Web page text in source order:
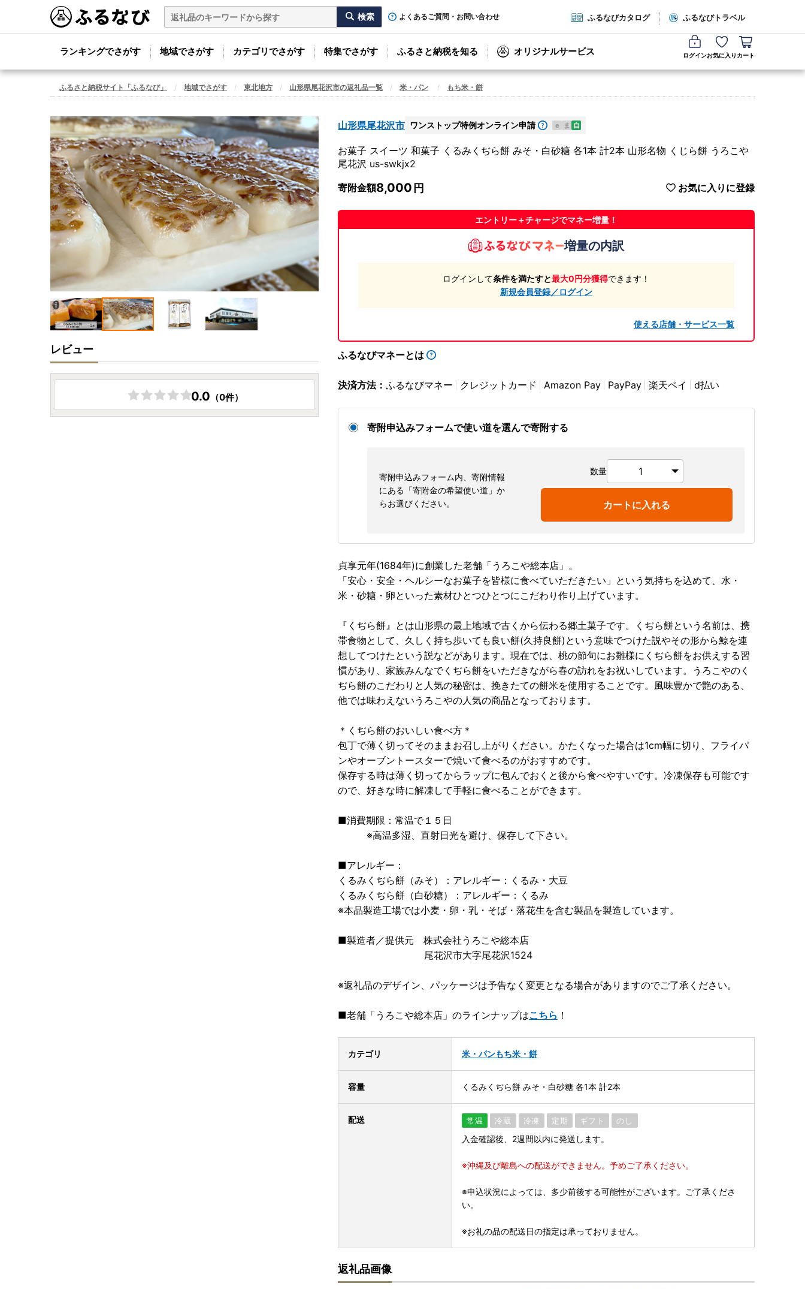
よくあるご質問・お問い合わせ ふるなびカタログ ふるなびトラベル
ランキングでさがす 地域でさがす カテゴリでさがす 特集でさがす ふるさと納税を知る オリジナルサービス ログインお気に入り カート
ふるさと納税サイト「ふるなび」 地域でさがす 東北地方 山形県尾花沢市の返礼品一覧 米・パン もち米・餅
山形県尾花沢市 ワンストップ特例オンライン申請 e ま 自
お菓子 スイーツ 和菓子 くるみくぢら餅 みそ・白砂糖 各1本 計2本 山形名物 くじら餅 うろこや
尾花沢 us-swkjx2
寄附金額8,000 お気に入りに登録
エントリー＋チャージでマネー増量！
増量の内訳
ログインして条件を満たすと最大0円分獲得できます！
新規会員登録／ログイン
使える店舗・サービス一覧
ふるなびマネーとは
決済方法： ふるなびマネー クレジットカード Amazon Pay PayPay 楽天ペイ d払い
寄附申込みフォームで使い道を選んで寄附する
寄附申込みフォーム内、寄附情報
にある「寄附金の希望使い道」か
らお選びください。
数量
カートに入れる
貞享元年(1684年)に創業した老舗「うろこや総本店」。
「安心・安全・ヘルシーなお菓子を皆様に食べていただきたい」という気持ちを込めて、水・
米・砂糖・卵といった素材ひとつひとつにこだわり作り上げています。
『くぢら餅』とは山形県の最上地域で古くから伝わる郷土菓子です。くぢら餅という名前は、携
帯食物として、久しく持ち歩いても良い餅(久持良餅)という意味でつけた説やその形から鯨を連
想してつけたという説などがあります。現在では、桃の節句にお雛様にくぢら餅をお供えする習
慣があり、家族みんなでくぢら餅をいただきながら春の訪れをお祝いしています。うろこやのく
ぢら餅のこだわりと人気の秘密は、挽きたての餅米を使用することです。風味豊かで艶のある、
他では味わえないうろこやの人気の商品となっております。
＊くぢら餅のおいしい食べ方＊
包丁で薄く切ってそのままお召し上がりください。かたくなった場合は1cm幅に切り、フライパ
ンやオーブントースターで焼いて食べるのがおすすめです。
保存する時は薄く切ってからラップに包んでおくと後から食べやすいです。冷凍保存も可能です
ので、好きな時に解凍して手軽に食べることができます。
■消費期限：常温で１５日
※高温多湿、直射日光を避け、保存して下さい。
■アレルギー：
くるみくぢら餅（みそ）：アレルギー：くるみ・大豆
くるみくぢら餅（白砂糖）：アレルギー：くるみ
※本品製造工場では小麦・卵・乳・そば・落花生を含む製品を製造しています。
■製造者／提供元 株式会社うろこや総本店
尾花沢市大字尾花沢1524
※返礼品のデザイン、パッケージは予告なく変更となる場合がありますのでご了承ください。
■老舗「うろこや総本店」のラインナップはこちら ！
カテゴリ 米・パンもち米・餅
容量 くるみくぢら餅 みそ・白砂糖 各1本 計2本
配送 常温 冷蔵 冷凍 定期 ギフト のし
入金確認後、2週間以内に発送します。
※沖縄及び離島への配送ができません。予めご了承ください。
※申込状況によっては、多少前後する可能性がございます。ご了承くださ
い。
※お礼の品の配送日の指定は承っておりません。
返礼品画像
レビュー
0.0 （0件）